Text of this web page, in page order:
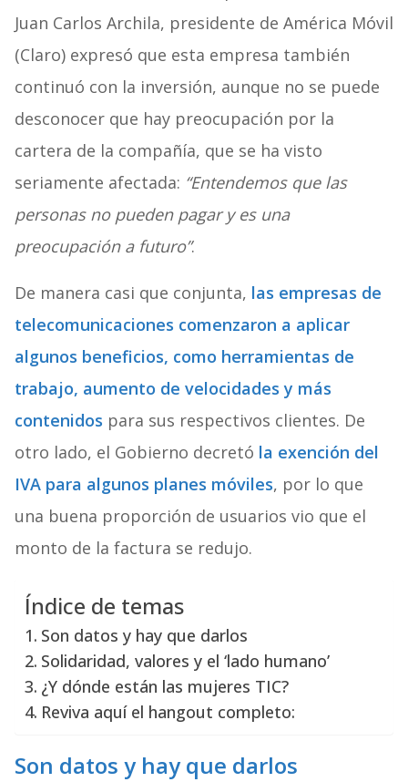
Juan Carlos Archila, presidente de América Móvil
(Claro) expresó que esta empresa también
continuó con la inversión, aunque no se puede
desconocer que hay preocupación por la
cartera de la compañía, que se ha visto
seriamente afectada: “Entendemos que las
personas no pueden pagar y es una
preocupación a futuro”.
De manera casi que conjunta, las empresas de
telecomunicaciones comenzaron a aplicar
algunos beneficios, como herramientas de
trabajo, aumento de velocidades y más
contenidos para sus respectivos clientes. De
otro lado, el Gobierno decretó la exención del
IVA para algunos planes móviles, por lo que
una buena proporción de usuarios vio que el
monto de la factura se redujo.
Índice de temas
Son datos y hay que darlos
Solidaridad, valores y el ‘lado humano’
¿Y dónde están las mujeres TIC?
Reviva aquí el hangout completo:
Son datos y hay que darlos